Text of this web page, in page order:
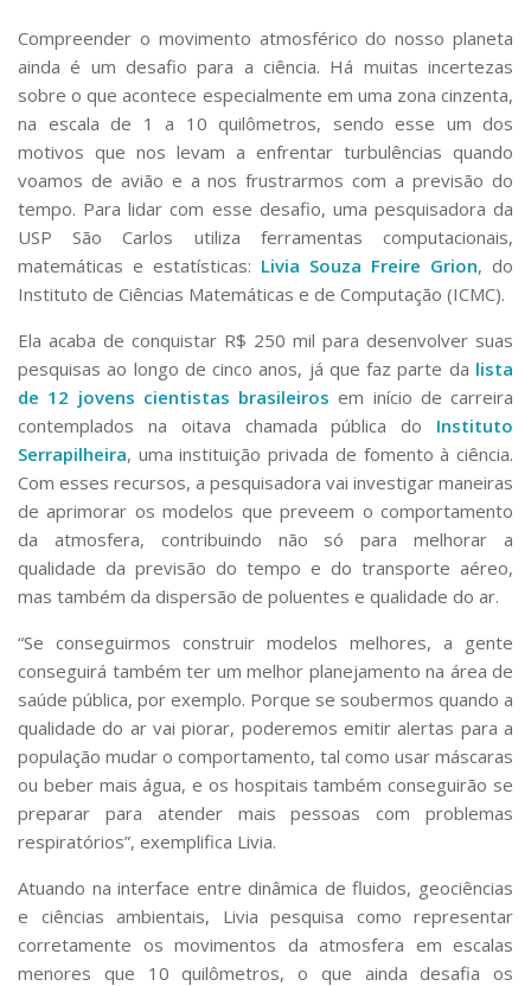
Compreender o movimento atmosférico do nosso planeta
ainda é um desafio para a ciência. Há muitas incertezas
sobre o que acontece especialmente em uma zona cinzenta,
na escala de 1 a 10 quilômetros, sendo esse um dos
motivos que nos levam a enfrentar turbulências quando
voamos de avião e a nos frustrarmos com a previsão do
tempo. Para lidar com esse desafio, uma pesquisadora da
USP São Carlos utiliza ferramentas computacionais,
matemáticas e estatísticas: Livia Souza Freire Grion, do
Instituto de Ciências Matemáticas e de Computação (ICMC).
Ela acaba de conquistar R$ 250 mil para desenvolver suas
pesquisas ao longo de cinco anos, já que faz parte da lista
de 12 jovens cientistas brasileiros em início de carreira
contemplados na oitava chamada pública do Instituto
Serrapilheira, uma instituição privada de fomento à ciência.
Com esses recursos, a pesquisadora vai investigar maneiras
de aprimorar os modelos que preveem o comportamento
da atmosfera, contribuindo não só para melhorar a
qualidade da previsão do tempo e do transporte aéreo,
mas também da dispersão de poluentes e qualidade do ar.
“Se conseguirmos construir modelos melhores, a gente
conseguirá também ter um melhor planejamento na área de
saúde pública, por exemplo. Porque se soubermos quando a
qualidade do ar vai piorar, poderemos emitir alertas para a
população mudar o comportamento, tal como usar máscaras
ou beber mais água, e os hospitais também conseguirão se
preparar para atender mais pessoas com problemas
respiratórios”, exemplifica Livia.
Atuando na interface entre dinâmica de fluidos, geociências
e ciências ambientais, Livia pesquisa como representar
corretamente os movimentos da atmosfera em escalas
menores que 10 quilômetros, o que ainda desafia os